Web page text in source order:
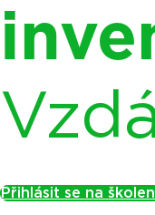
Přihlásit se na